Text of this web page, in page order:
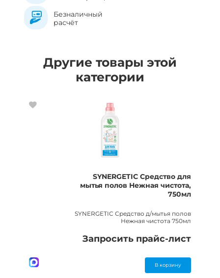
Безналичный
расчёт
Другие товары этой
категории
SYNERGETIC Средство для
мытья полов Нежная чистота,
750мл
SYNERGETIC Средство д/мытья полов
Нежная чистота 750мл
Запросить прайс-лист
В корзину